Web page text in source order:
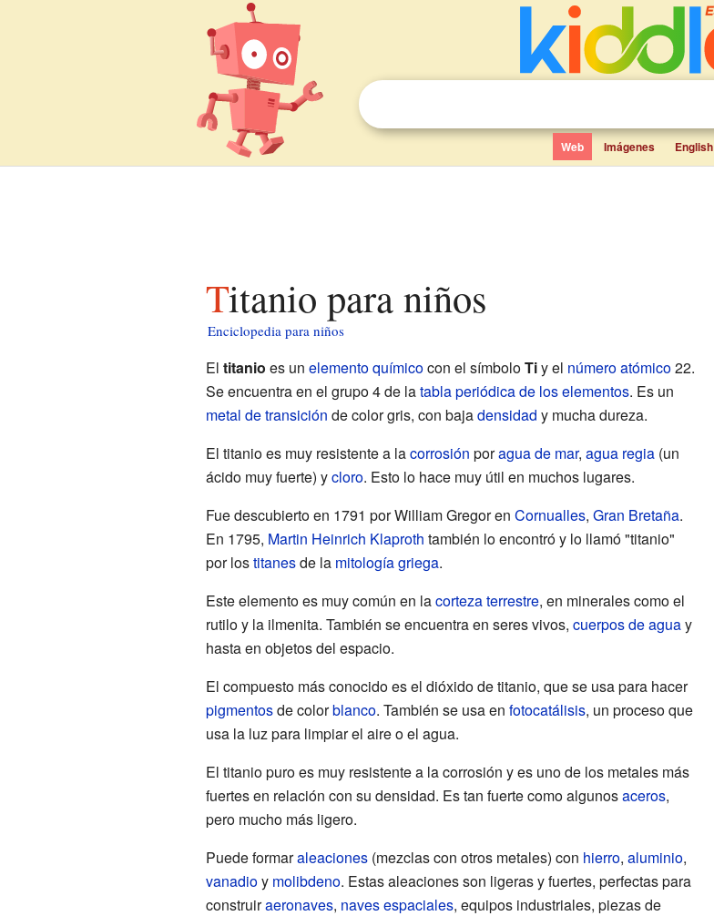
Web Imágenes English
Titanio para niños
Enciclopedia para niños
El titanio es un elemento químicocon el símboloTiy el número atómico22.
Se encuentra en el grupo 4 de latabla periódica de los elementos. Es un
metal de transición de color gris, con bajadensidad y mucha dureza.
El titanio es muy resistente a lacorrosión poragua de mar, agua regia(un
ácido muy fuerte) ycloro. Esto lo hace muy útil en muchos lugares.
Fue descubierto en 1791 por William Gregor en Cornualles, Gran Bretaña.
En 1795, Martin Heinrich Klaproth también lo encontró y lo llamó "titanio"
por lostitanesde la mitología griega.
Este elemento es muy común en lacorteza terrestre, en minerales como el
rutilo y la ilmenita. También se encuentra en seres vivos, cuerpos de aguay
hasta en objetos del espacio.
El compuesto más conocido es el dióxido de titanio, que se usa para hacer
pigmentosde colorblanco. También se usa en fotocatálisis, un proceso que
usa la luz para limpiar el aire o el agua.
El titanio puro es muy resistente a la corrosión y es uno de los metales más
fuertes en relación con su densidad. Es tan fuerte como algunosaceros,
pero mucho más ligero.
Puede formaraleaciones(mezclas con otros metales) con hierro, aluminio,
vanadioy molibdeno. Estas aleaciones son ligeras y fuertes, perfectas para
construiraeronaves, naves espaciales, equipos industriales, piezas de